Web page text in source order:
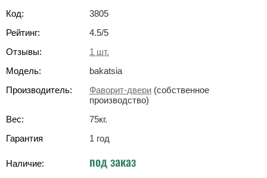
Код:
3805
Рейтинг:
4.5/5
Отзывы:
1 шт.
Модель:
bakatsia
Производитель:
Фаворит-двери (собственное
производство)
Вес:
75кг.
Гарантия
1 год
Наличие: под заказ